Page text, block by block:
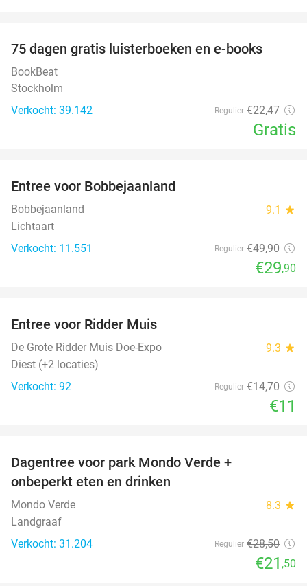
75 dagen gratis luisterboeken en e-books
BookBeat
Stockholm
Verkocht: 39.142
Regulier €22,47
Gratis
Entree voor Bobbejaanland
Bobbejaanland 9.1 star
Lichtaart
Verkocht: 11.551
Regulier €49,90
€29,90
Entree voor Ridder Muis
De Grote Ridder Muis Doe-Expo 9.3 star
Diest (+2 locaties)
Verkocht: 92
Regulier €14,70
€11
Dagentree voor park Mondo Verde +
onbeperkt eten en drinken
Mondo Verde 8.3 star
Landgraaf
Verkocht: 31.204
Regulier €28,50
€21 ,50